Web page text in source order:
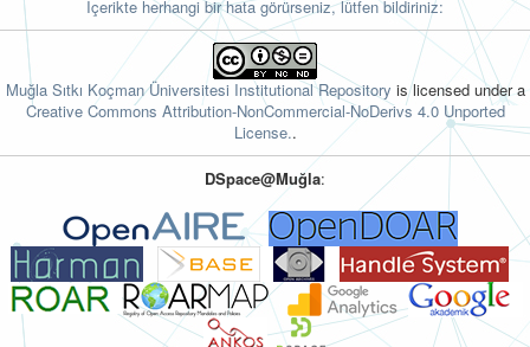
İçerikte herhangi bir hata görürseniz, lütfen bildiriniz:
Muğla Sıtkı Koçman Üniversitesi Institutional Repository is licensed under a
Creative Commons Attribution-NonCommercial-NoDerivs 4.0 Unported
License..
DSpace@Muğla: